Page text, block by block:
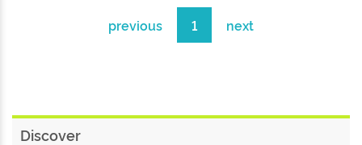
previous 1 next
Discover